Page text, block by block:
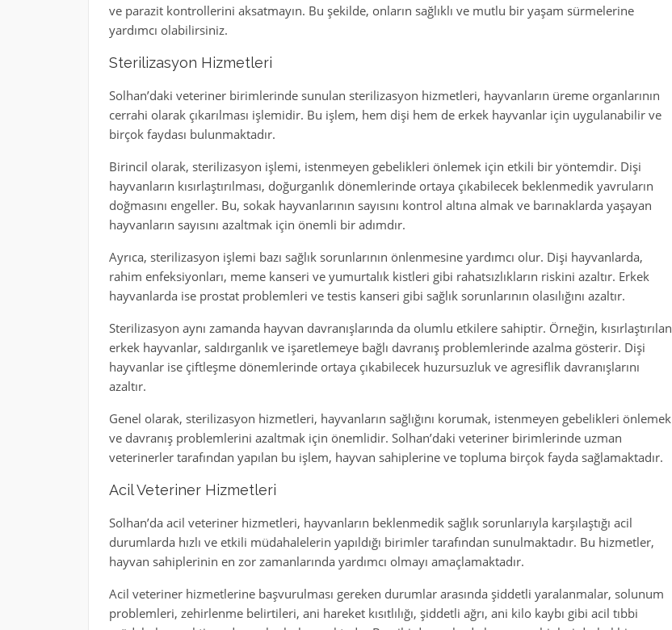
ve parazit kontrollerini aksatmayın. Bu şekilde, onların sağlıklı ve mutlu bir yaşam sürmelerine
yardımcı olabilirsiniz.
Sterilizasyon Hizmetleri
Solhan’daki veteriner birimlerinde sunulan sterilizasyon hizmetleri, hayvanların üreme organlarının
cerrahi olarak çıkarılması işlemidir. Bu işlem, hem dişi hem de erkek hayvanlar için uygulanabilir ve
birçok faydası bulunmaktadır.
Birincil olarak, sterilizasyon işlemi, istenmeyen gebelikleri önlemek için etkili bir yöntemdir. Dişi
hayvanların kısırlaştırılması, doğurganlık dönemlerinde ortaya çıkabilecek beklenmedik yavruların
doğmasını engeller. Bu, sokak hayvanlarının sayısını kontrol altına almak ve barınaklarda yaşayan
hayvanların sayısını azaltmak için önemli bir adımdır.
Ayrıca, sterilizasyon işlemi bazı sağlık sorunlarının önlenmesine yardımcı olur. Dişi hayvanlarda,
rahim enfeksiyonları, meme kanseri ve yumurtalık kistleri gibi rahatsızlıkların riskini azaltır. Erkek
hayvanlarda ise prostat problemleri ve testis kanseri gibi sağlık sorunlarının olasılığını azaltır.
Sterilizasyon aynı zamanda hayvan davranışlarında da olumlu etkilere sahiptir. Örneğin, kısırlaştırılan
erkek hayvanlar, saldırganlık ve işaretlemeye bağlı davranış problemlerinde azalma gösterir. Dişi
hayvanlar ise çiftleşme dönemlerinde ortaya çıkabilecek huzursuzluk ve agresiflik davranışlarını
azaltır.
Genel olarak, sterilizasyon hizmetleri, hayvanların sağlığını korumak, istenmeyen gebelikleri önlemek
ve davranış problemlerini azaltmak için önemlidir. Solhan’daki veteriner birimlerinde uzman
veterinerler tarafından yapılan bu işlem, hayvan sahiplerine ve topluma birçok fayda sağlamaktadır.
Acil Veteriner Hizmetleri
Solhan’da acil veteriner hizmetleri, hayvanların beklenmedik sağlık sorunlarıyla karşılaştığı acil
durumlarda hızlı ve etkili müdahalelerin yapıldığı birimler tarafından sunulmaktadır. Bu hizmetler,
hayvan sahiplerinin en zor zamanlarında yardımcı olmayı amaçlamaktadır.
Acil veteriner hizmetlerine başvurulması gereken durumlar arasında şiddetli yaralanmalar, solunum
problemleri, zehirlenme belirtileri, ani hareket kısıtlılığı, şiddetli ağrı, ani kilo kaybı gibi acil tıbbi